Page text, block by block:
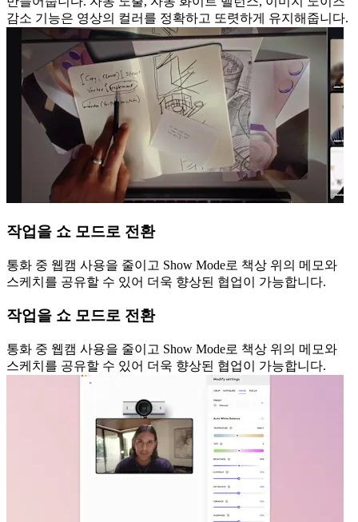
감소 기능은 영상의 컬러를 정확하고 또렷하게 유지해줍니다.
작업을 쇼 모드로 전환
통화 중 웹캠 사용을 줄이고 Show Mode로 책상 위의 메모와
스케치를 공유할 수 있어 더욱 향상된 협업이 가능합니다.
작업을 쇼 모드로 전환
통화 중 웹캠 사용을 줄이고 Show Mode로 책상 위의 메모와
스케치를 공유할 수 있어 더욱 향상된 협업이 가능합니다.